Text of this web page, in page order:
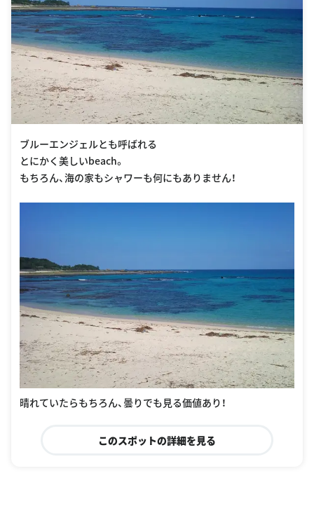
ブルーエンジェルとも呼ばれる
とにかく美しいbeach。
もちろん、海の家もシャワーも何にもありません！
晴れていたらもちろん、曇りでも見る価値あり！
このスポットの詳細を見る